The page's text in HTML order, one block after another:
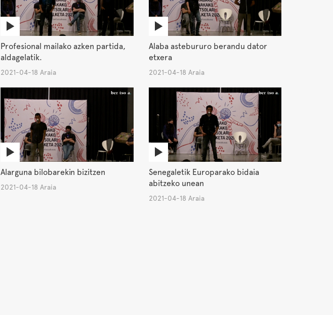
Profesional mailako azken partida,
aldagelatik.
2021-04-18 Araia
Alaba astebururo berandu dator
etxera
2021-04-18 Araia
Alarguna bilobarekin bizitzen
2021-04-18 Araia
Senegaletik Europarako bidaia
abitzeko unean
2021-04-18 Araia